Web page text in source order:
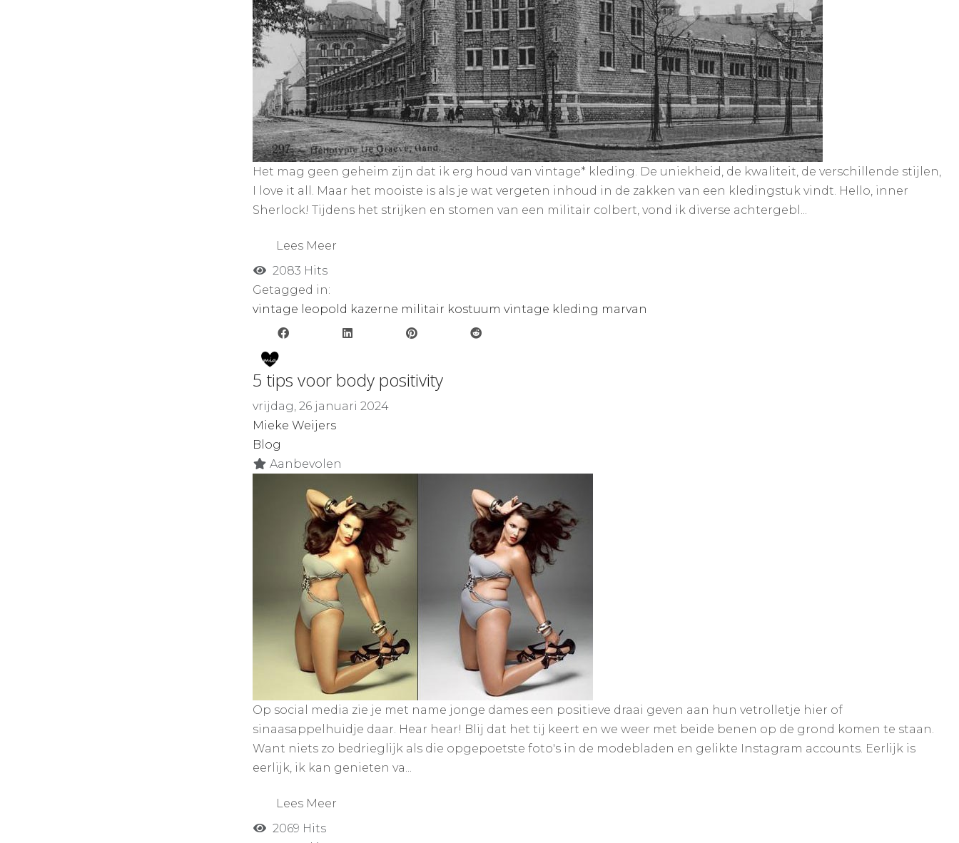
Het mag geen geheim zijn dat ik erg houd van vintage* kleding. De uniekheid, de kwaliteit, de verschillende stijlen,
I love it all. Maar het mooiste is als je wat vergeten inhoud in de zakken van een kledingstuk vindt. Hello, inner
Sherlock! Tijdens het strijken en stomen van een militair colbert, vond ik diverse achtergebl...
Lees Meer
2083 Hits
Getagged in:
vintage leopold kazerne militair kostuum vintage kleding marvan
5 tips voor body positivity
vrijdag, 26 januari 2024
Mieke Weijers
Blog
Aanbevolen
Op social media zie je met name jonge dames een positieve draai geven aan hun vetrolletje hier of
sinaasappelhuidje daar. Hear hear! Blij dat het tij keert en we weer met beide benen op de grond komen te staan.
Want niets zo bedrieglijk als die opgepoetste foto's in de modebladen en gelikte Instagram accounts. Eerlijk is
eerlijk, ik kan genieten va...
Lees Meer
2069 Hits